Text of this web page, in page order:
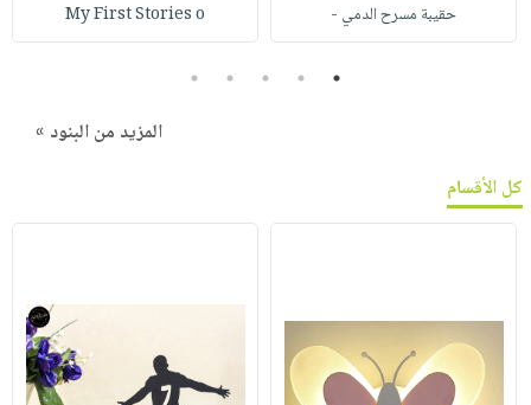
حقيبة مسرح الدمي - My First Stories o
1
2
3
4
5
المزيد من البنود »
كل الأقسام